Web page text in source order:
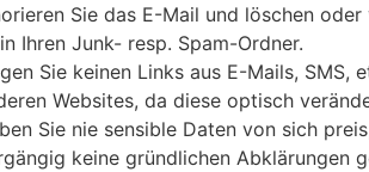
Sie das E-Mail und löschen oder
Ihren Junk- resp. Spam-Ordner.
Sie keinen Links aus E-Mails, SMS,
Websites, da diese optisch
Sie nie sensible Daten von sich
keine gründlichen Abklärungen